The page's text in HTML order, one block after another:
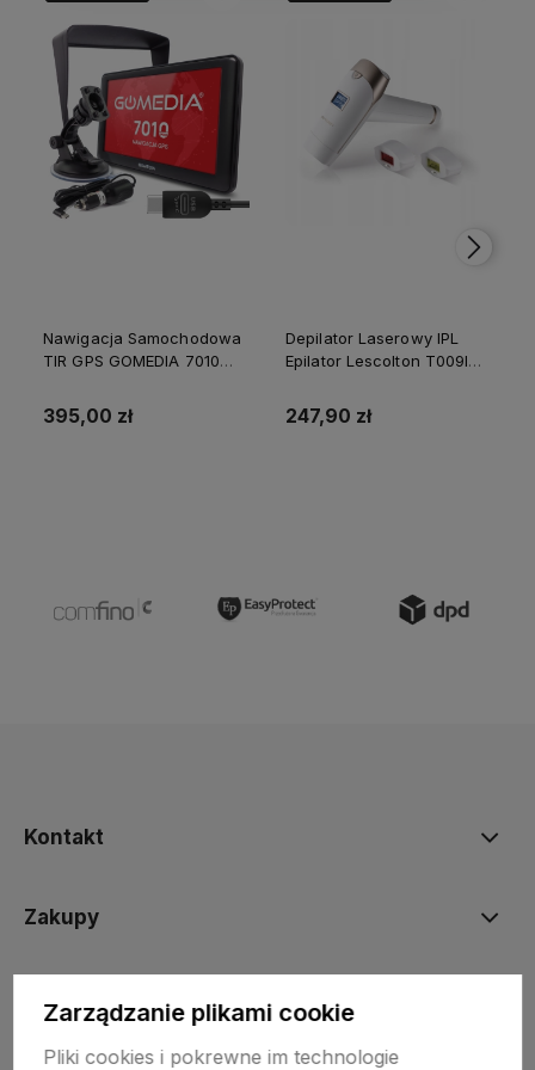
Nawigacja Samochodowa
TIR GPS GOMEDIA 7010
512 GB RAM
395,00 zł
Depilator Laserowy IPL
Epilator Lescolton T009I
Lampy
247,90 zł
Kontakt
Zakupy
Informacje prawne
Zarządzanie plikami cookie
Pliki cookies i pokrewne im technologie